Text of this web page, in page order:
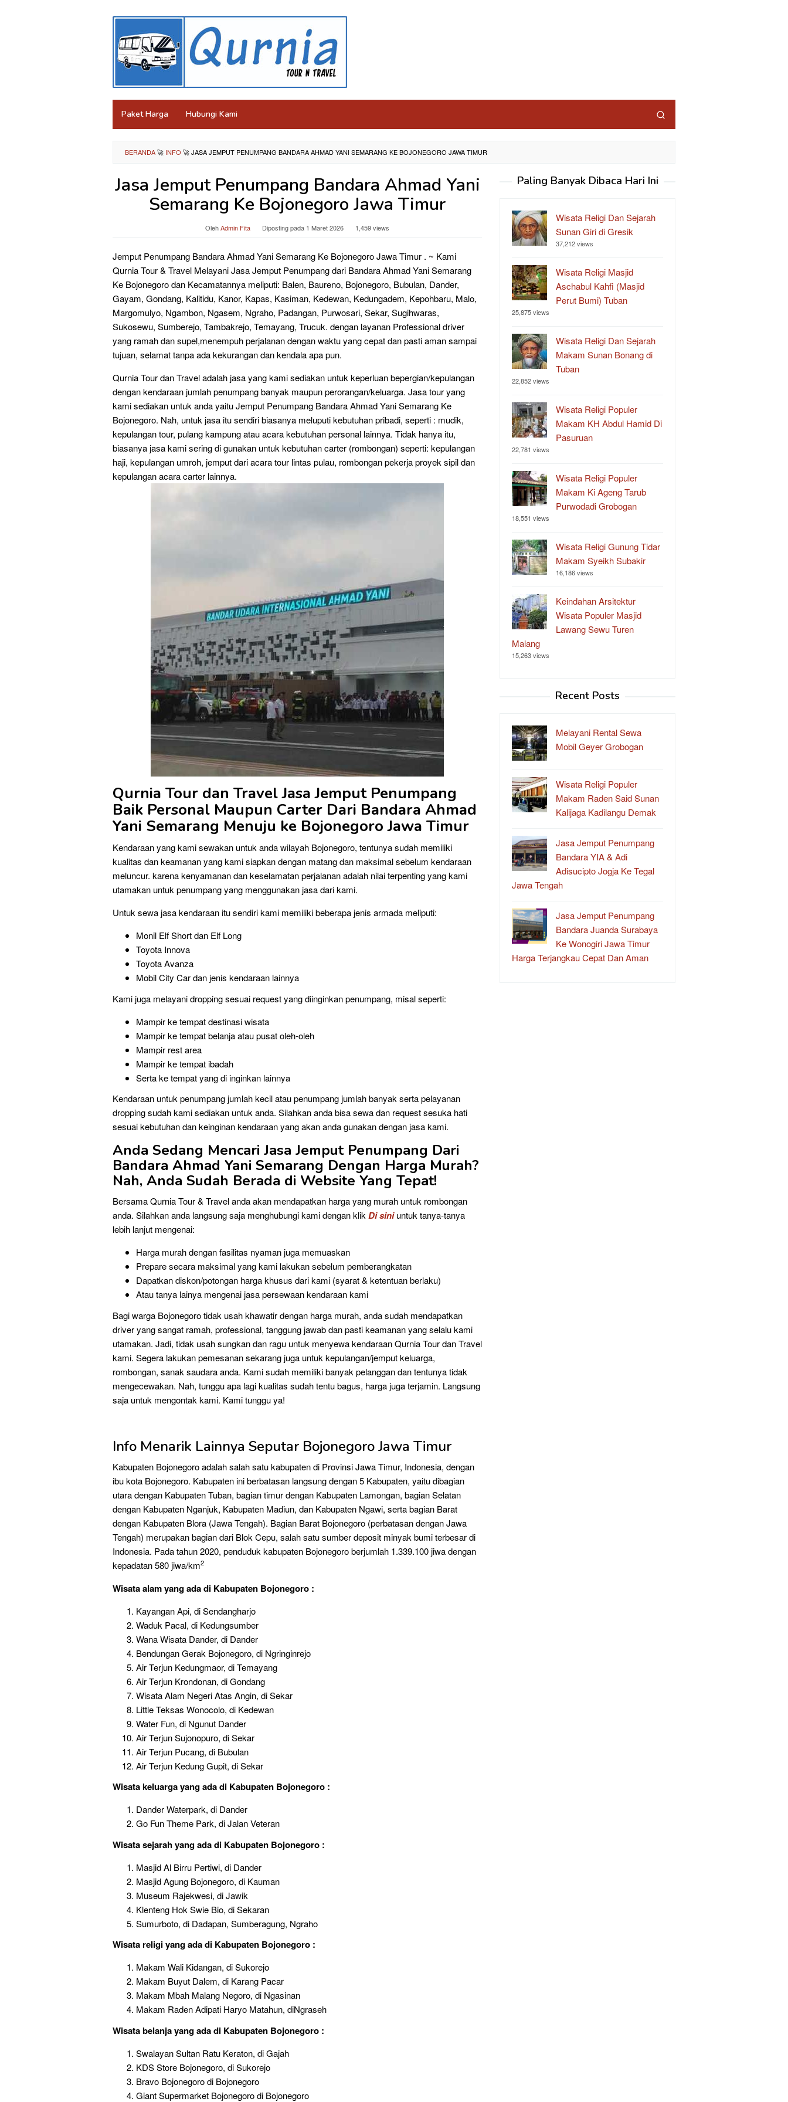
Paket Harga Hubungi Kami
BERANDA🚀 INFO 🚀JASA JEMPUT PENUMPANG BANDARA AHMAD YANI SEMARANG KE BOJONEGORO JAWA TIMUR
Jasa Jemput Penumpang Bandara Ahmad Yani
Semarang Ke Bojonegoro Jawa Timur
OlehAdmin Fita Diposting pada 1 Maret 2026 1,459 views
Jemput Penumpang Bandara Ahmad Yani Semarang Ke Bojonegoro Jawa Timur . ~ Kami
Qurnia Tour & Travel Melayani Jasa Jemput Penumpang dari Bandara Ahmad Yani Semarang
Ke Bojonegoro dan Kecamatannya meliputi: Balen, Baureno, Bojonegoro, Bubulan, Dander,
Gayam, Gondang, Kalitidu, Kanor, Kapas, Kasiman, Kedewan, Kedungadem, Kepohbaru, Malo,
Margomulyo, Ngambon, Ngasem, Ngraho, Padangan, Purwosari, Sekar, Sugihwaras,
Sukosewu, Sumberejo, Tambakrejo, Temayang, Trucuk. dengan layanan Professional driver
yang ramah dan supel,menempuh perjalanan dengan waktu yang cepat dan pasti aman sampai
tujuan, selamat tanpa ada kekurangan dan kendala apa pun.
Qurnia Tour dan Travel adalah jasa yang kami sediakan untuk keperluan bepergian/kepulangan
dengan kendaraan jumlah penumpang banyak maupun perorangan/keluarga. Jasa tour yang
kami sediakan untuk anda yaitu Jemput Penumpang Bandara Ahmad Yani Semarang Ke
Bojonegoro. Nah, untuk jasa itu sendiri biasanya meluputi kebutuhan pribadi, seperti : mudik,
kepulangan tour, pulang kampung atau acara kebutuhan personal lainnya. Tidak hanya itu,
biasanya jasa kami sering di gunakan untuk kebutuhan carter (rombongan) seperti: kepulangan
haji, kepulangan umroh, jemput dari acara tour lintas pulau, rombongan pekerja proyek sipil dan
kepulangan acara carter lainnya.
Qurnia Tour dan Travel Jasa Jemput Penumpang
Baik Personal Maupun Carter Dari Bandara Ahmad
Yani Semarang Menuju ke Bojonegoro Jawa Timur
Kendaraan yang kami sewakan untuk anda wilayah Bojonegoro, tentunya sudah memiliki
kualitas dan keamanan yang kami siapkan dengan matang dan maksimal sebelum kendaraan
meluncur. karena kenyamanan dan keselamatan perjalanan adalah nilai terpenting yang kami
utamakan untuk penumpang yang menggunakan jasa dari kami.
Untuk sewa jasa kendaraan itu sendiri kami memiliki beberapa jenis armada meliputi:
Monil Elf Short dan Elf Long
Toyota Innova
Toyota Avanza
Mobil City Car dan jenis kendaraan lainnya
Kami juga melayani dropping sesuai request yang diinginkan penumpang, misal seperti:
Mampir ke tempat destinasi wisata
Mampir ke tempat belanja atau pusat oleh-oleh
Mampir rest area
Mampir ke tempat ibadah
Serta ke tempat yang di inginkan lainnya
Kendaraan untuk penumpang jumlah kecil atau penumpang jumlah banyak serta pelayanan
dropping sudah kami sediakan untuk anda. Silahkan anda bisa sewa dan request sesuka hati
sesuai kebutuhan dan keinginan kendaraan yang akan anda gunakan dengan jasa kami.
Anda Sedang Mencari Jasa Jemput Penumpang Dari
Bandara Ahmad Yani Semarang Dengan Harga Murah?
Nah, Anda Sudah Berada di Website Yang Tepat!
Bersama Qurnia Tour & Travel anda akan mendapatkan harga yang murah untuk rombongan
anda. Silahkan anda langsung saja menghubungi kami dengan klik Di siniuntuk tanya-tanya
lebih lanjut mengenai:
Harga murah dengan fasilitas nyaman juga memuaskan
Prepare secara maksimal yang kami lakukan sebelum pemberangkatan
Dapatkan diskon/potongan harga khusus dari kami (syarat & ketentuan berlaku)
Atau tanya lainya mengenai jasa persewaan kendaraan kami
Bagi warga Bojonegoro tidak usah khawatir dengan harga murah, anda sudah mendapatkan
driver yang sangat ramah, professional, tanggung jawab dan pasti keamanan yang selalu kami
utamakan. Jadi, tidak usah sungkan dan ragu untuk menyewa kendaraan Qurnia Tour dan Travel
kami. Segera lakukan pemesanan sekarang juga untuk kepulangan/jemput keluarga,
rombongan, sanak saudara anda. Kami sudah memiliki banyak pelanggan dan tentunya tidak
mengecewakan. Nah, tunggu apa lagi kualitas sudah tentu bagus, harga juga terjamin. Langsung
saja untuk mengontak kami. Kami tunggu ya!
Info Menarik Lainnya Seputar Bojonegoro Jawa Timur
Kabupaten Bojonegoro adalah salah satu kabupaten di Provinsi Jawa Timur, Indonesia, dengan
ibu kota Bojonegoro. Kabupaten ini berbatasan langsung dengan 5 Kabupaten, yaitu dibagian
utara dengan Kabupaten Tuban, bagian timur dengan Kabupaten Lamongan, bagian Selatan
dengan Kabupaten Nganjuk, Kabupaten Madiun, dan Kabupaten Ngawi, serta bagian Barat
dengan Kabupaten Blora (Jawa Tengah). Bagian Barat Bojonegoro (perbatasan dengan Jawa
Tengah) merupakan bagian dari Blok Cepu, salah satu sumber deposit minyak bumi terbesar di
Indonesia. Pada tahun 2020, penduduk kabupaten Bojonegoro berjumlah 1.339.100 jiwa dengan
kepadatan 580 jiwa/km2
Wisata alam yang ada di Kabupaten Bojonegoro :
Kayangan Api, di Sendangharjo
Waduk Pacal, di Kedungsumber
Wana Wisata Dander, di Dander
Bendungan Gerak Bojonegoro, di Ngringinrejo
Air Terjun Kedungmaor, di Temayang
Air Terjun Krondonan, di Gondang
Wisata Alam Negeri Atas Angin, di Sekar
Little Teksas Wonocolo, di Kedewan
Water Fun, di Ngunut Dander
Air Terjun Sujonopuro, di Sekar
Air Terjun Pucang, di Bubulan
Air Terjun Kedung Gupit, di Sekar
Wisata keluargayang ada di Kabupaten Bojonegoro :
Dander Waterpark, di Dander
Go Fun Theme Park, di Jalan Veteran
Wisata sejarahyang ada di Kabupaten Bojonegoro :
Masjid Al Birru Pertiwi, di Dander
Masjid Agung Bojonegoro, di Kauman
Museum Rajekwesi, di Jawik
Klenteng Hok Swie Bio, di Sekaran
Sumurboto, di Dadapan, Sumberagung, Ngraho
Wisata religiyang ada di Kabupaten Bojonegoro :
Makam Wali Kidangan, di Sukorejo
Makam Buyut Dalem, di Karang Pacar
Makam Mbah Malang Negoro, di Ngasinan
Makam Raden Adipati Haryo Matahun, diNgraseh
Wisata belanjayang ada di Kabupaten Bojonegoro :
Swalayan Sultan Ratu Keraton, di Gajah
KDS Store Bojonegoro, di Sukorejo
Bravo Bojonegoro di Bojonegoro
Giant Supermarket Bojonegoro di Bojonegoro
Paling Banyak Dibaca Hari Ini
Wisata Religi Dan Sejarah
Sunan Giri di Gresik
37,212 views
Wisata Religi Masjid
Aschabul Kahfi (Masjid
Perut Bumi) Tuban
25,875 views
Wisata Religi Dan Sejarah
Makam Sunan Bonang di
Tuban
22,852 views
Wisata Religi Populer
Makam KH Abdul Hamid Di
Pasuruan
22,781 views
Wisata Religi Populer
Makam Ki Ageng Tarub
Purwodadi Grobogan
18,551 views
Wisata Religi Gunung Tidar
Makam Syeikh Subakir
16,186 views
Keindahan Arsitektur
Wisata Populer Masjid
Lawang Sewu Turen
Malang
15,263 views
Recent Posts
Melayani Rental Sewa
Mobil Geyer Grobogan
Wisata Religi Populer
Makam Raden Said Sunan
Kalijaga Kadilangu Demak
Jasa Jemput Penumpang
Bandara YIA & Adi
Adisucipto Jogja Ke Tegal
Jawa Tengah
Jasa Jemput Penumpang
Bandara Juanda Surabaya
Ke Wonogiri Jawa Timur
Harga Terjangkau Cepat Dan Aman